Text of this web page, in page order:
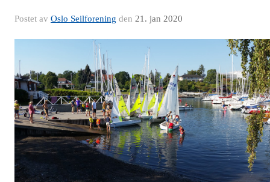
Postet av Oslo Seilforening den 21. jan 2020